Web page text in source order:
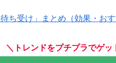
ち受け」まとめ（効果・おす
＼トレンドをプチプラでゲッ